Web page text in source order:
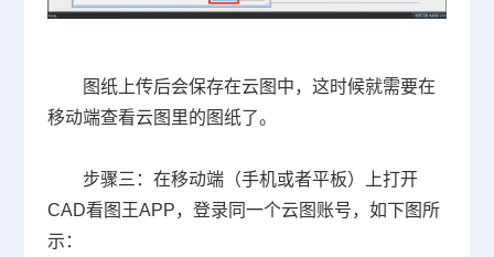
图纸上传后会保存在云图中，这时候就需要在
移动端查看云图里的图纸了。
步骤三：在移动端（手机或者平板）上打开
CAD看图王APP，登录同一个云图账号，如下图所
示：